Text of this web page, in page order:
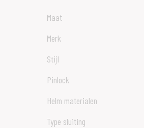
Maat
Merk
Stijl
Pinlock
Helm materialen
Type sluiting